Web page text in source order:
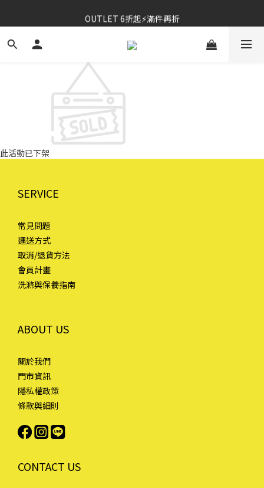
⚡春夏新品｜二件85折
OUTLET 6折起⚡滿件再折
⚡春夏新品｜二件85折
此活動已下架
SERVICE
常見問題
運送方式
取消/退貨方法
會員計畫
洗滌與保養指南
ABOUT US
關於我們
門市資訊
隱私權政策
條款與細則
CONTACT US